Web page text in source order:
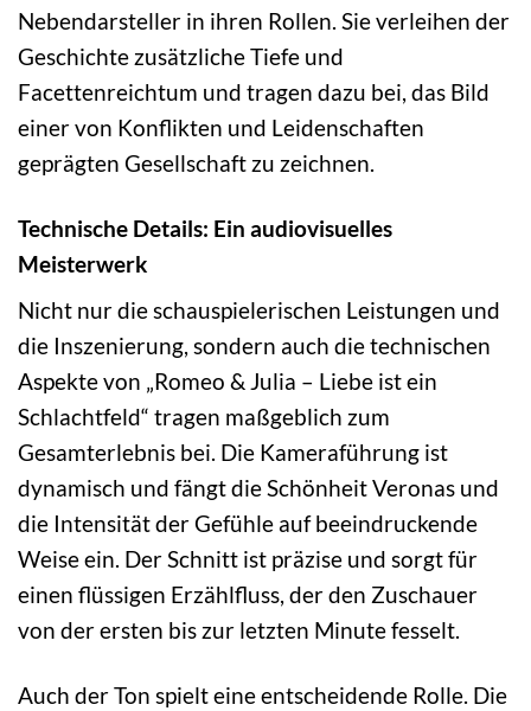
Nebendarsteller in ihren Rollen. Sie verleihen der
Geschichte zusätzliche Tiefe und
Facettenreichtum und tragen dazu bei, das Bild
einer von Konflikten und Leidenschaften
geprägten Gesellschaft zu zeichnen.
Technische Details: Ein audiovisuelles
Meisterwerk
Nicht nur die schauspielerischen Leistungen und
die Inszenierung, sondern auch die technischen
Aspekte von „Romeo & Julia – Liebe ist ein
Schlachtfeld“ tragen maßgeblich zum
Gesamterlebnis bei. Die Kameraführung ist
dynamisch und fängt die Schönheit Veronas und
die Intensität der Gefühle auf beeindruckende
Weise ein. Der Schnitt ist präzise und sorgt für
einen flüssigen Erzählfluss, der den Zuschauer
von der ersten bis zur letzten Minute fesselt.
Auch der Ton spielt eine entscheidende Rolle. Die